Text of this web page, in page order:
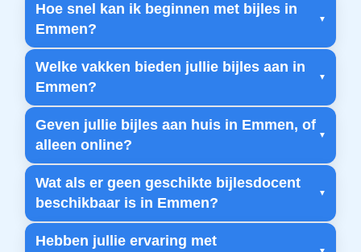
Hoe snel kan ik beginnen met bijles in
Emmen?
Welke vakken bieden jullie bijles aan in
Emmen?
Geven jullie bijles aan huis in Emmen, of
alleen online?
Wat als er geen geschikte bijlesdocent
beschikbaar is in Emmen?
Hebben jullie ervaring met